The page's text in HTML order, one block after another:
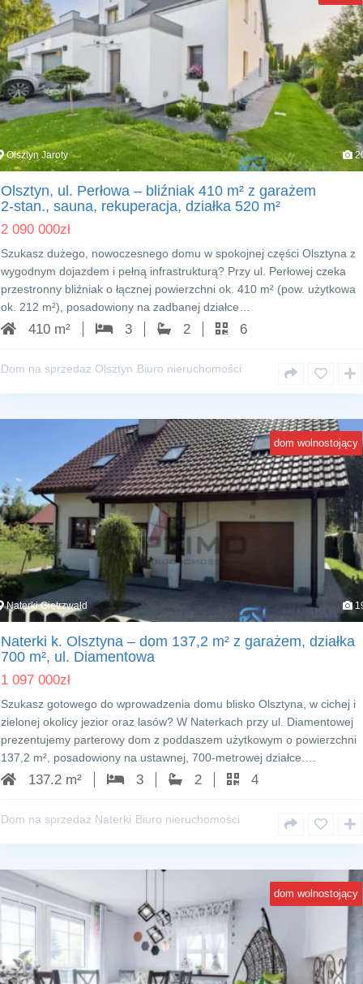
Olsztyn Jaroty
Olsztyn, ul. Perłowa – bliźniak 410 m² z garażem
2‑stan., sauna, rekuperacja, działka 520 m²
2 090 000zł
Szukasz dużego, nowoczesnego domu w spokojnej części Olsztyna z
wygodnym dojazdem i pełną infrastrukturą? Przy ul. Perłowej czeka
przestronny bliźniak o łącznej powierzchni ok. 410 m² (pow. użytkowa
ok. 212 m²), posadowiony na zadbanej działce…
410 m² 3 2 6
Dom na sprzedaż Olsztyn Biuro nieruchomości
dom wolnostojący
Naterki Gietrzwałd
Naterki k. Olsztyna – dom 137,2 m² z garażem, działka
700 m², ul. Diamentowa
1 097 000zł
Szukasz gotowego do wprowadzenia domu blisko Olsztyna, w cichej i
zielonej okolicy jezior oraz lasów? W Naterkach przy ul. Diamentowej
prezentujemy parterowy dom z poddaszem użytkowym o powierzchni
137,2 m², posadowiony na ustawnej, 700‑metrowej działce.…
137.2 m² 3 2 4
Dom na sprzedaż Naterki Biuro nieruchomości
dom wolnostojący